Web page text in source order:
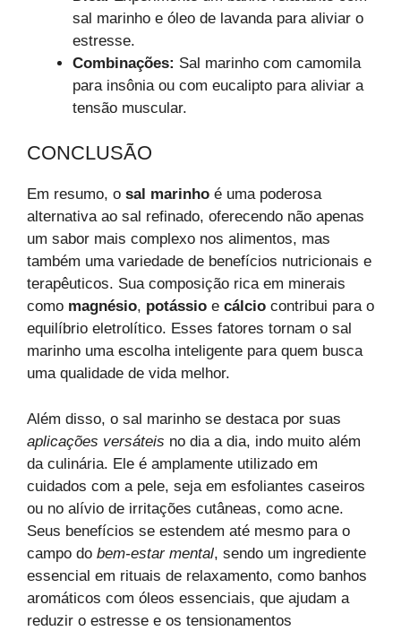
sal marinho e óleo de lavanda para aliviar o
estresse.
Combinações: Sal marinho com camomila
para insônia ou com eucalipto para aliviar a
tensão muscular.
CONCLUSÃO
Em resumo, o sal marinho é uma poderosa
alternativa ao sal refinado, oferecendo não apenas
um sabor mais complexo nos alimentos, mas
também uma variedade de benefícios nutricionais e
terapêuticos. Sua composição rica em minerais
como magnésio, potássio e cálcio contribui para o
equilíbrio eletrolítico. Esses fatores tornam o sal
marinho uma escolha inteligente para quem busca
uma qualidade de vida melhor.
Além disso, o sal marinho se destaca por suas
aplicações versáteis no dia a dia, indo muito além
da culinária. Ele é amplamente utilizado em
cuidados com a pele, seja em esfoliantes caseiros
ou no alívio de irritações cutâneas, como acne.
Seus benefícios se estendem até mesmo para o
campo do bem-estar mental, sendo um ingrediente
essencial em rituais de relaxamento, como banhos
aromáticos com óleos essenciais, que ajudam a
reduzir o estresse e os tensionamentos